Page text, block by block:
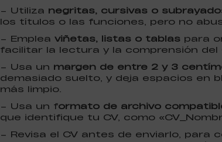
– Utiliza negritas, cursivas o subrayado
los títulos o las funciones, pero no
– Emplea viñetas, listas o tablas para
facilitar la lectura y la comprensión del
– Usa un margen de entre 2 y 3
demasiado suelto, y deja espacios en
más limpio.
– Usa un formato de archivo
que identifique tu CV, como
– Revisa el CV antes de enviarlo,